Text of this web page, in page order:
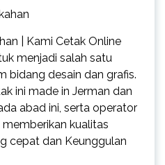
| Kami Cetak Online
menjadi salah satu
bidang desain dan grafis.
ini made in Jerman dan
abad ini, serta operator
kualitas
cepat dan Keunggulan